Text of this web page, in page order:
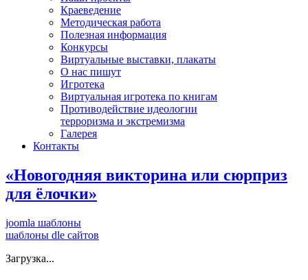
Краеведение
Методическая работа
Полезная информация
Конкурсы
Виртуальные выставки, плакаты
О нас пишут
Игротека
Виртуальная игротека по книгам
Противодействие идеологии
терроризма и экстремизма
Галерея
Контакты
«Новогодняя викторина или сюрприз
для ёлочки»
joomla шаблоны
шаблоны dle сайтов
Загрузка...